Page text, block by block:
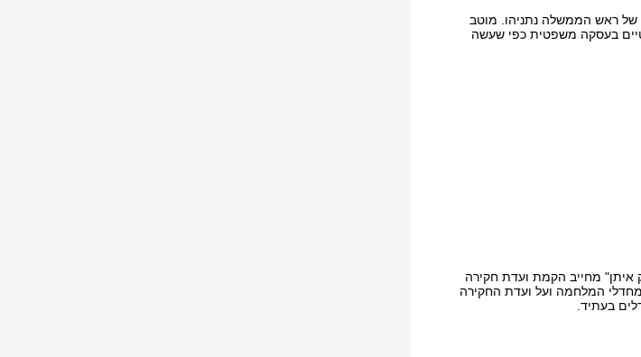
של ראש הממשלה נתניהו. מוטב
בעסקה משפטית כפי שעשה
איתן" מחייב הקמת ועדת חקירה
המלחמה ועל ועדת החקירה
בעתיד.